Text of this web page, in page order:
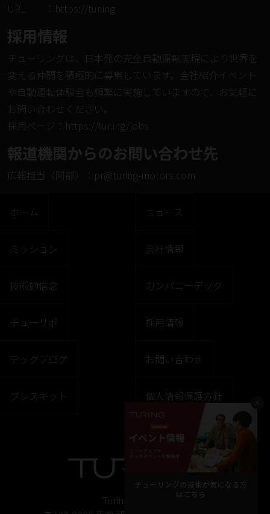
チューリングの技術が気になる方
はこちら
URL ： https://tur.ing
採⽤情報
チューリングは、日本発の完全自動運転実現により世界を
変える仲間を積極的に募集しています。会社紹介イベント
や自動運転体験会も頻繁に実施していますので、お気軽に
お問い合わせください。
採⽤ページ： https://tur.ing/jobs
報道機関からのお問い合わせ先
広報担当（阿部）： pr@turing-motors.com
Turing株式会社
ホーム
ミッション
技術的信念
チューリポ
テックブログ
プレスキット
ニュース
会社情報
カンパニーデック
採用情報
お問い合わせ
個人情報保護方針